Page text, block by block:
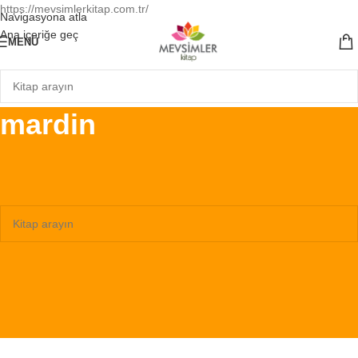
https://mevsimlerkitap.com.tr/
Navigasyona atla
Ana içeriğe geç
MENÜ
mardin